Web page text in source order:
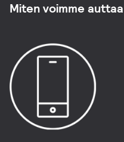
Miten voimme